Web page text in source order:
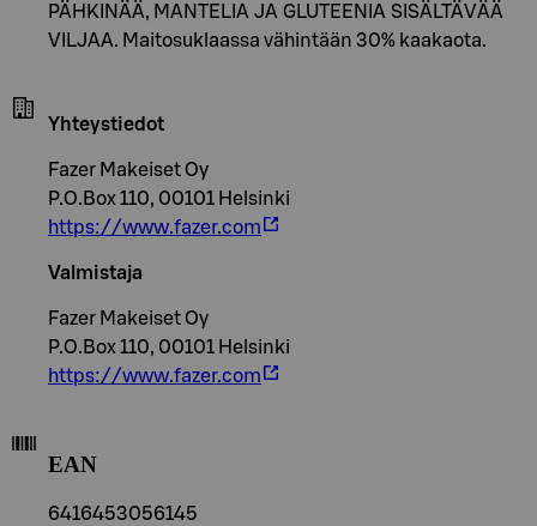
PÄHKINÄÄ, MANTELIA JA GLUTEENIA SISÄLTÄVÄÄ
VILJAA. Maitosuklaassa vähintään 30% kaakaota.
Yhteystiedot
Fazer Makeiset Oy
P.O.Box 110, 00101 Helsinki
https://www.fazer.com
Valmistaja
Fazer Makeiset Oy
P.O.Box 110, 00101 Helsinki
https://www.fazer.com
EAN
6416453056145